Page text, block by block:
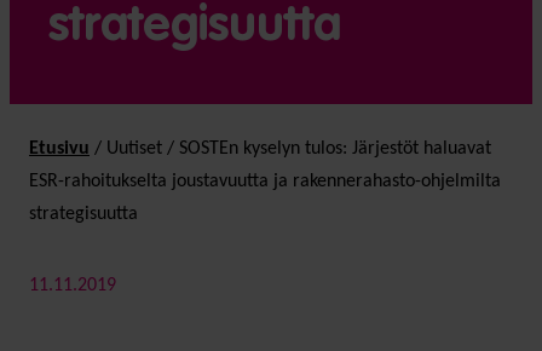
strategisuutta
Etusivu / Uutiset / SOSTEn kyselyn tulos: Järjestöt haluavat
ESR-rahoitukselta joustavuutta ja rakennerahasto-ohjelmilta
strategisuutta
11.11.2019